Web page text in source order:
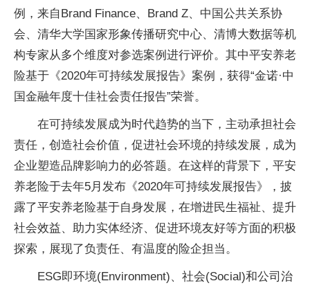
例，来自Brand Finance、Brand Z、中国公共关系协
会、清华大学国家形象传播研究中心、清博大数据等机
构专家从多个维度对参选案例进行评价。其中平安养老
险基于《2020年可持续发展报告》案例，获得“金诺·中
国金融年度十佳社会责任报告”荣誉。
在可持续发展成为时代趋势的当下，主动承担社会
责任，创造社会价值，促进社会环境的持续发展，成为
企业塑造品牌影响力的必答题。在这样的背景下，平安
养老险于去年5月发布《2020年可持续发展报告》，披
露了平安养老险基于自身发展，在增进民生福祉、提升
社会效益、助力实体经济、促进环境友好等方面的积极
探索，展现了负责任、有温度的险企担当。
ESG即环境(Environment)、社会(Social)和公司治